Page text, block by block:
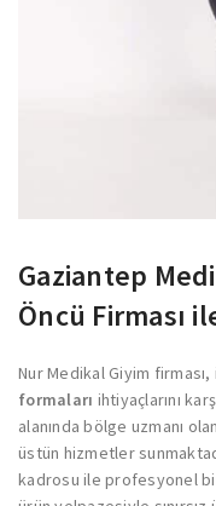
Gaziantep
Öncü Firması
Nur Medikal Giyim firması,
formaları ihtiyaçlarını
alanında bölge uzmanı
üstün hizmetler
kadrosu ile profesyonel